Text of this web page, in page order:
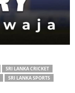
SRI LANKA CRICKET
SRI LANKA SPORTS